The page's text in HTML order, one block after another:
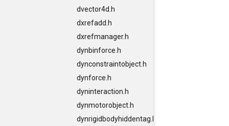
dvector4d.h
dxrefadd.h
dxrefmanager.h
dynbinforce.h
dynconstraintobject.h
dynforce.h
dyninteraction.h
dynmotorobject.h
dynrigidbodyhiddentag.h